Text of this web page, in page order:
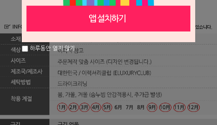
하루동안 열지 않기